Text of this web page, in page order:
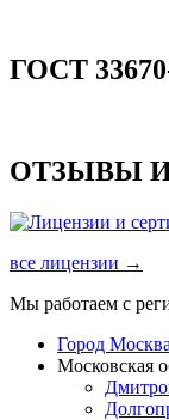
ГОСТ
ОТЗЫВЫ
все лицензии →
Мы работаем с
Город Москва
Московская